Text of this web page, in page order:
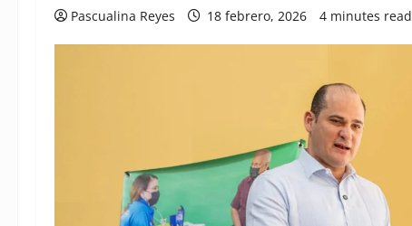
Pascualina Reyes 18 febrero, 2026 4 minutes read